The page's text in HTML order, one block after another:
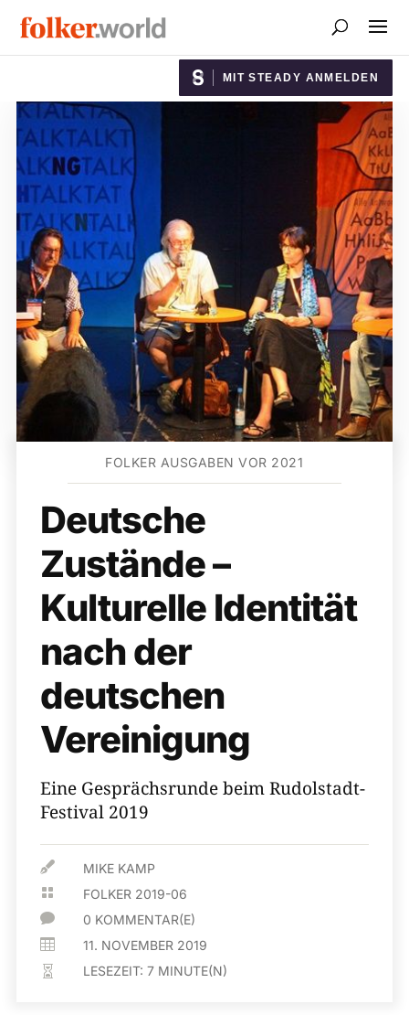
MIT STEADY ANMELDEN
FOLKER AUSGABEN VOR 2021
Deutsche
Zustände –
Kulturelle Identität
nach der
deutschen
Vereinigung
Eine Gesprächsrunde beim Rudolstadt-
Festival 2019
 MIKE KAMP
 FOLKER 2019-06
 0 KOMMENTAR(E)
 11. NOVEMBER 2019
 LESEZEIT:7 MINUTE(N)